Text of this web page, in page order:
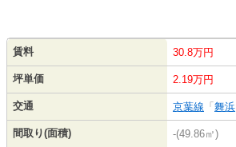
賃料 30.8万円
坪単価 2.19万円
交通 京葉線 「 舞浜
間取り(面積) -(49.86㎡)